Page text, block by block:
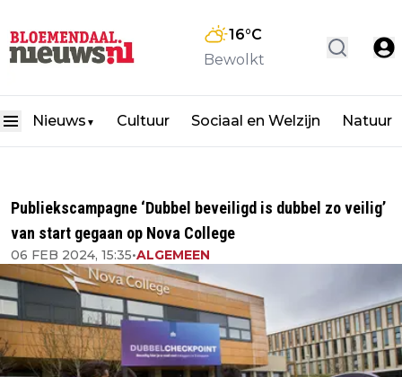
16°C
Bewolkt
Nieuws ▼ Cultuur Sociaal en Welzijn Natuur
Publiekscampagne ‘Dubbel beveiligd is dubbel zo veilig’
van start gegaan op Nova College
06 FEB 2024, 15:35•ALGEMEEN